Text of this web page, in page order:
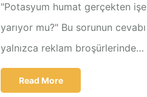
"Potasyum humat gerçekten işe
yarıyor mu?" Bu sorunun cevabı
yalnızca reklam broşürlerinde…
Read More